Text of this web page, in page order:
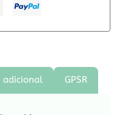
adicional GPSR